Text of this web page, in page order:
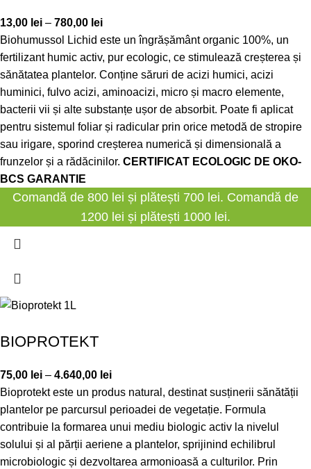
13,00 lei – 780,00 lei
Biohumussol Lichid este un îngrășământ organic 100%, un
fertilizant humic activ, pur ecologic, ce stimulează creșterea și
sănătatea plantelor. Conține săruri de acizi humici, acizi
huminici, fulvo acizi, aminoacizi, micro și macro elemente,
bacterii vii și alte substanțe ușor de absorbit. Poate fi aplicat
pentru sistemul foliar și radicular prin orice metodă de stropire
sau irigare, sporind creșterea numerică și dimensională a
frunzelor și a rădăcinilor. CERTIFICAT ECOLOGIC DE OKO-
BCS GARANTIE
Comandă de 800 lei și plătești 700 lei. Comandă de
1200 lei și plătești 1000 lei.
BIOPROTEKT
75,00 lei – 4.640,00 lei
Bioprotekt este un produs natural, destinat susținerii sănătății
plantelor pe parcursul perioadei de vegetație. Formula
contribuie la formarea unui mediu biologic activ la nivelul
solului și al părții aeriene a plantelor, sprijinind echilibrul
microbiologic și dezvoltarea armonioasă a culturilor. Prin